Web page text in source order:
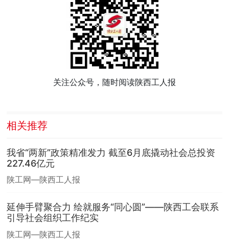
关注公众号，随时阅读陕西工人报
相关推荐
我省“两新”政策精准发力 截至6月底撬动社会总投资
227.46亿元
陕工网—陕西工人报
延伸手臂聚合力 绘就服务“同心圆”——陕西工会联系
引导社会组织工作纪实
陕工网—陕西工人报